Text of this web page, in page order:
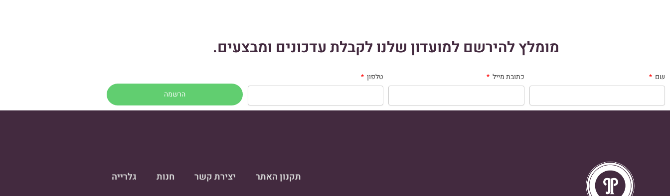
מומלץ להירשם למועדון שלנו לקבלת עדכונים ומבצעים.
שם כתובת מייל טלפון
תקנון האתר יצירת קשר חנות גלרייה